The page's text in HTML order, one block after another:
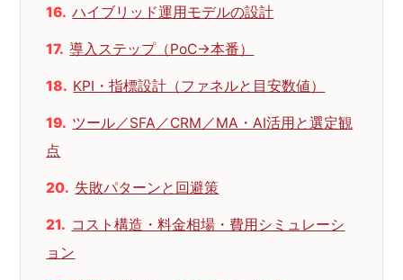
ハイブリッド運用モデルの設計
導入ステップ（PoC→本番）
KPI・指標設計（ファネルと目安数値）
ツール／SFA／CRM／MA・AI活用と選定観
点
失敗パターンと回避策
コスト構造・料金相場・費用シミュレーシ
ョン